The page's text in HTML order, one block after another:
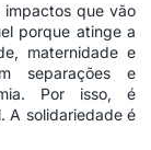
impactos que vão
porque atinge a
maternidade e
separações e
Por isso, é
A solidariedade é